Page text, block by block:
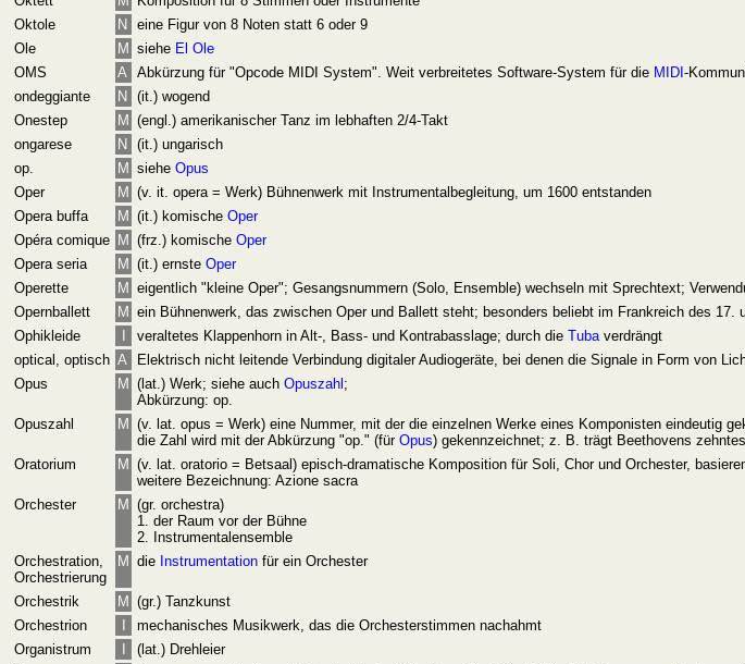
Oktole
N
eine Figur von 8 Noten statt 6 oder 9
Ole
M siehe El Ole
OMS
A Abkürzung für "Opcode MIDI System". Weit verbreitetes Software-System für die MIDI -
ondeggiante
N
(it.) wogend
Onestep
M (engl.) amerikanischer Tanz im lebhaften 2/4-Takt
ongarese
N
(it.) ungarisch
op.
M siehe Opus
Oper
M (v. it. opera = Werk) Bühnenwerk mit Instrumentalbegleitung, um 1600 entstanden
Opera buffa
M (it.) komische Oper
Opéra comique M (frz.) komische Oper
Opera seria
M (it.) ernste Oper
Operette
M eigentlich "kleine Oper"; Gesangsnummern (Solo, Ensemble) wechseln mit Sprechtext;
Opernballett
M ein Bühnenwerk, das zwischen Oper und Ballett steht; besonders beliebt im Frankreich des 17.
Ophikleide
veraltetes Klappenhorn in Alt-, Bass- und Kontrabasslage; durch die Tubaverdrängt
optical, optisch A Elektrisch nicht leitende Verbindung digitaler Audiogeräte, bei denen die Signale in Form von
Opus
M (lat.) Werk; siehe auch Opuszahl ;
Abkürzung: op.
Opuszahl
M (v. lat. opus = Werk) eine Nummer, mit der die einzelnen Werke eines Komponisten eindeutig
die Zahl wird mit der Abkürzung "op." (für Opus) gekennzeichnet; z. B. trägt Beethovens
Oratorium
M (v. lat. oratorio = Betsaal) episch-dramatische Komposition für Soli, Chor und Orchester,
weitere Bezeichnung: Azione sacra
Orchester
M (gr. orchestra)
1. der Raum vor der Bühne
2. Instrumentalensemble
Orchestration,
Orchestrierung
M die Instrumentation für ein Orchester
Orchestrik M (gr.) Tanzkunst
Orchestrion
mechanisches Musikwerk, das die Orchesterstimmen nachahmt
Organistrum
(lat.) Drehleier